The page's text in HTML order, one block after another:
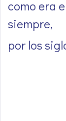
como era
siempre,
por los